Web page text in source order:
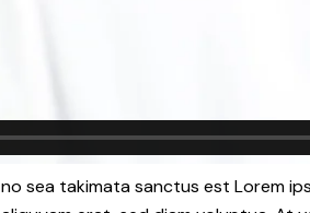
sea takimata sanctus est Lorem